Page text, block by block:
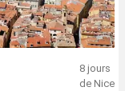
8 jours
de Nice